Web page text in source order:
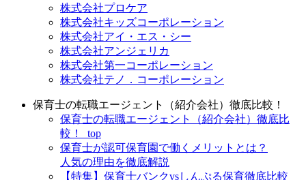
株式会社プロケア
株式会社キッズコーポレーション
株式会社アイ・エス・シー
株式会社アンジェリカ
株式会社第一コーポレーション
株式会社テノ．コーポレーション
保育士の転職エージェント（紹介会社）徹底比較！
保育士の転職エージェント（紹介会社）徹底比
較！_top
保育士が認可保育園で働くメリットとは？
人気の理由を徹底解説
【特集】保育士バンクvsしんぷる保育徹底比較